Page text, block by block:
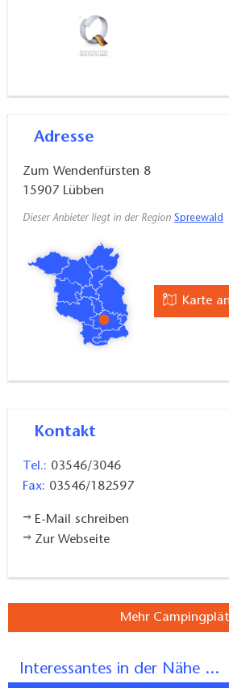
Adresse
Zum Wendenfürsten 8
15907 Lübben
Dieser Anbieter liegt in der Region Spreewald
Karte
Kontakt
Tel.: 03546/3046
Fax: 03546/182597
E-Mail schreiben
Zur Webseite
Mehr
Interessantes in der Nähe ...